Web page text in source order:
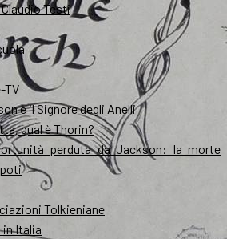
Testi
TV
e il Signore degli Anelli
qual è Thorin?
perduta da Jackson: la morte
Tolkieniane
in Italia